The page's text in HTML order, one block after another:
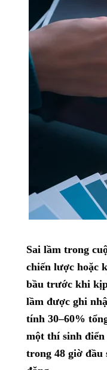
Sai lầm trong
chiến lược hoặc
bầu trước khi
lầm được ghi
tính 30–60%
một thí sinh
trong 48 giờ